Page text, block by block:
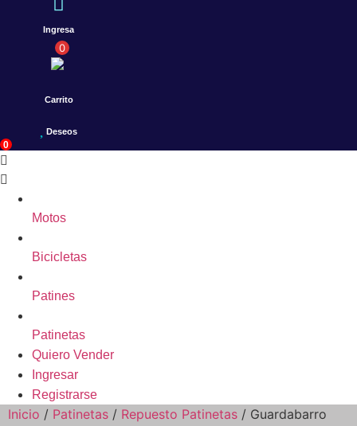
Ingresa
0
Carrito
Deseos
0
Motos
Bicicletas
Patines
Patinetas
Quiero Vender
Ingresar
Registrarse
Inicio / Patinetas / Repuesto Patinetas / Guardabarro